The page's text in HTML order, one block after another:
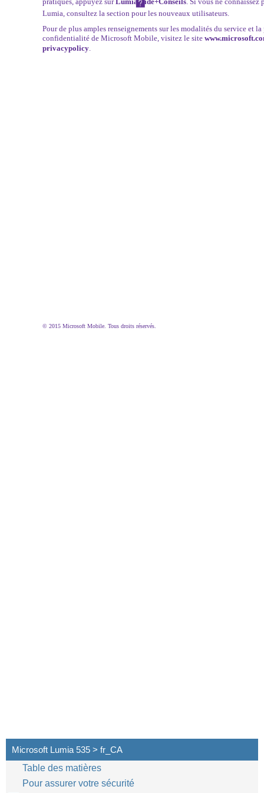
Lumia, consultez la section pour les nouveaux utilisateurs.
Pour de plus amples renseignements sur les modalités du service et
confidentialité de Microsoft Mobile, visitez le site
privacypolicy.
© 2015 Microsoft Mobile. Tous droits réservés.
Microsoft Lumia 535 > fr_CA
Table des matières
Pour assurer votre sécurité